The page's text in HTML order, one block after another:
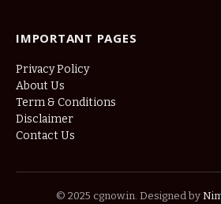
IMPORTANT PAGES
Privacy Policy
About Us
Term & Conditions
Disclaimer
Contact Us
© 2025 cgnow.in. Designed by